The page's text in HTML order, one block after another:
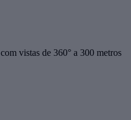
vistas de 360° a 300 metros